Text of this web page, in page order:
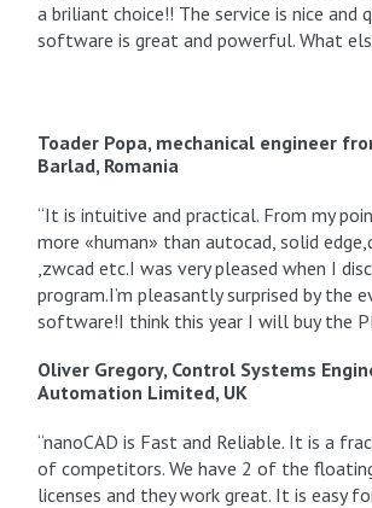
a briliant choice!! The service is nice and
software is great and powerful. What
Toader Popa, mechanical engineer
Barlad, Romania
“It is intuitive and practical. From my
more «human» than autocad, solid
,zwcad etc.I was very pleased when I
program.I’m pleasantly surprised by the
software!I think this year I will buy the
Oliver Gregory, Control Systems
Automation Limited, UK
“nanoCAD is Fast and Reliable. It is a
of competitors. We have 2 of the
licenses and they work great. It is easy